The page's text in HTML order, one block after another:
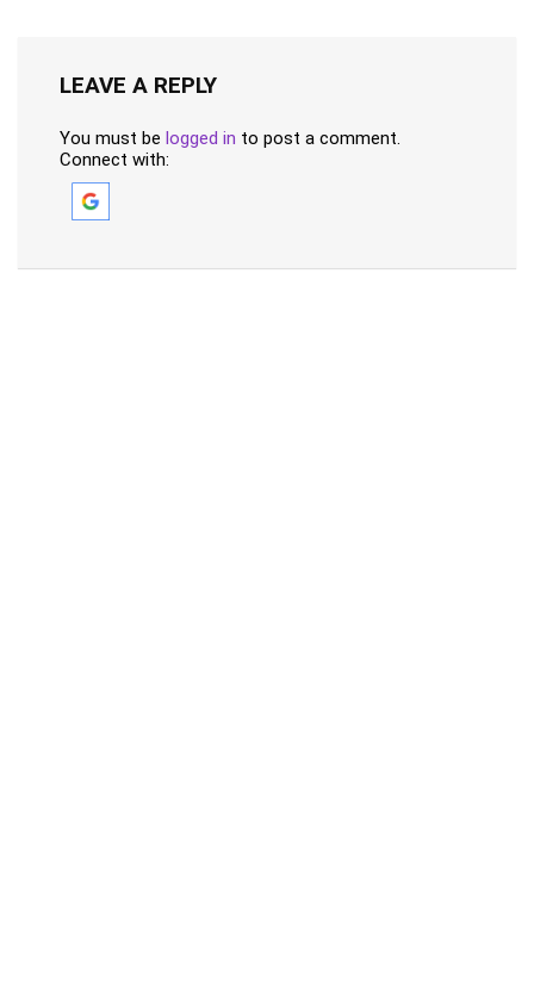
LEAVE A REPLY
You must be logged in to post a comment.
Connect with: